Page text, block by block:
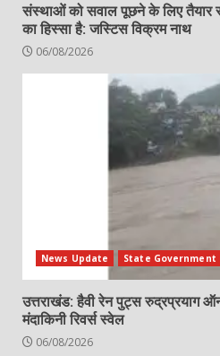
संस्थाओं को सवाल पूछने के लिए तैयार
का हिस्सा है: जस्टिस विक्रम नाथ
06/08/2026
News Update State Government
उत्तराखंड: हैवी रेन पुट्स रुद्रप्रयाग
मंदाकिनी रिवर्स स्वेल
06/08/2026